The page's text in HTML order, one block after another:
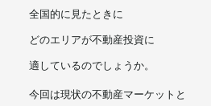
全国的に見たときに
どのエリアが不動産投資に
適しているのでしょうか。
今回は現状の不動産マーケットと